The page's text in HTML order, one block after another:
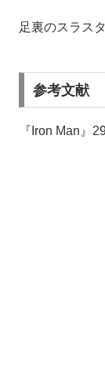
足裏のスラス
参考文献
『Iron Man』